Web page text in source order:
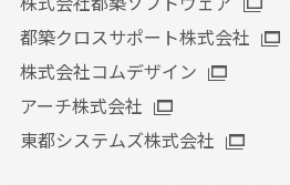
都築クロスサポート株式会社
株式会社コムデザイン
アーチ株式会社
東都システムズ株式会社